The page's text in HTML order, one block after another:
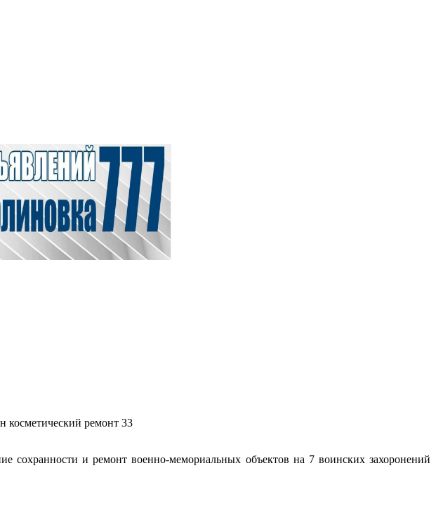
косметический ремонт 33
сохранности и ремонт военно-мемориальных объектов на 7 воинских захоронений